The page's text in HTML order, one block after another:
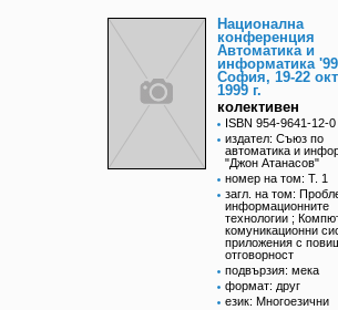
Национална
конференция
Автоматика и
информатика
София, 19-22
1999 г.
колективен
ISBN 954-9641-12-0
издател: Съюз по
автоматика и
"Джон Атанасов"
номер на том: Т. 1
загл. на том:
информационните
технологии ;
комуникационни
приложения с
отговорност
подвързия: мека
формат: друг
език: Многоезични